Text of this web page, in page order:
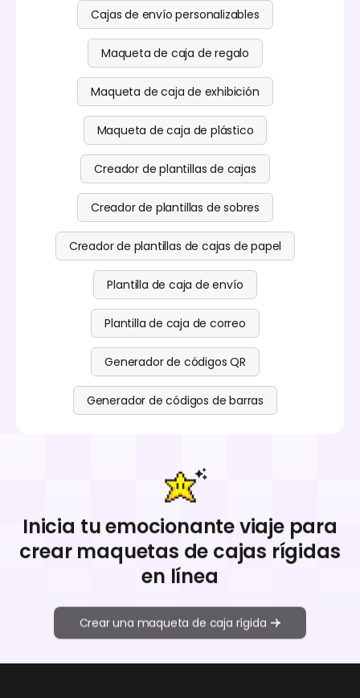
Cajas de envío personalizables
Maqueta de caja de regalo
Maqueta de caja de exhibición
Maqueta de caja de plástico
Creador de plantillas de cajas
Creador de plantillas de sobres
Creador de plantillas de cajas de papel
Plantilla de caja de envío
Plantilla de caja de correo
Generador de códigos QR
Generador de códigos de barras
Inicia tu emocionante viaje para
crear maquetas de cajas rígidas
en línea
Crear una maqueta de caja rígida